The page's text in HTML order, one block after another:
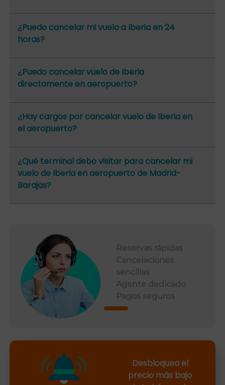
¿Puedo cancelar mi vuelo a Iberia en 24
horas?
¿Puedo cancelar vuelo de Iberia
directamente en aeropuerto?
¿Hay cargos por cancelar vuelo de Iberia en
el aeropuerto?
¿Qué terminal debo visitar para cancelar mi
vuelo de Iberia en aeropuerto de Madrid-
Barajas?
Reservas rápidas
Cancelaciones
sencillas
Agente dedicado
Pagos seguros
Desbloquea el
precio más bajo